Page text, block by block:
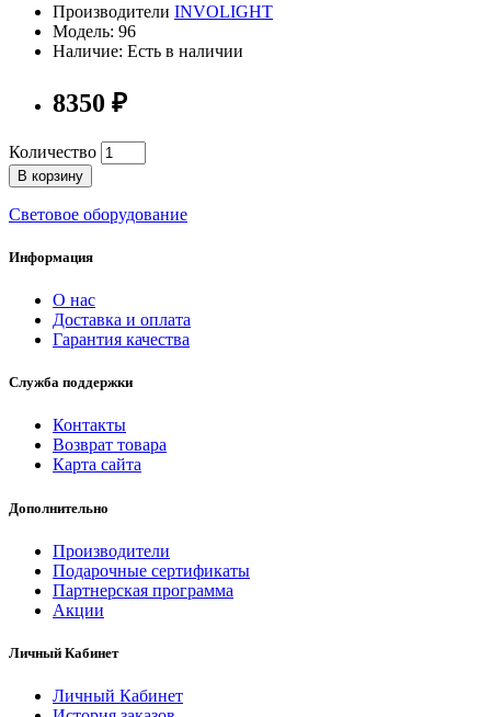
Производители INVOLIGHT
Модель: 96
Наличие: Есть в наличии
8350 ₽
Количество
В корзину
Световое оборудование
Информация
О нас
Доставка и оплата
Гарантия качества
Служба поддержки
Контакты
Возврат товара
Карта сайта
Дополнительно
Производители
Подарочные сертификаты
Партнерская программа
Акции
Личный Кабинет
Личный Кабинет